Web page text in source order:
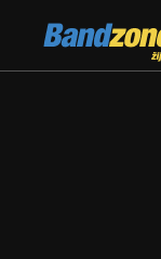
Bandzone.cz
žijeme hudbou